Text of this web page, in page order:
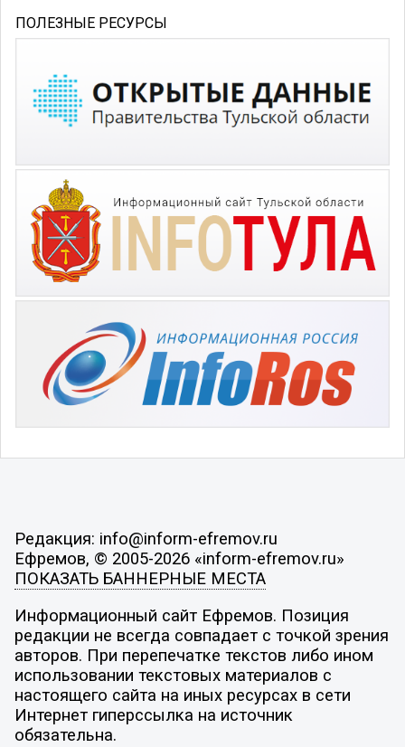
ПОЛЕЗНЫЕ РЕСУРСЫ
Редакция: info@inform-efremov.ru
Ефремов, © 2005-2026 «inform-efremov.ru»
ПОКАЗАТЬ БАННЕРНЫЕ МЕСТА
Информационный сайт Ефремов. Позиция
редакции не всегда совпадает с точкой зрения
авторов. При перепечатке текстов либо ином
использовании текстовых материалов с
настоящего сайта на иных ресурсах в сети
Интернет гиперссылка на источник
обязательна.